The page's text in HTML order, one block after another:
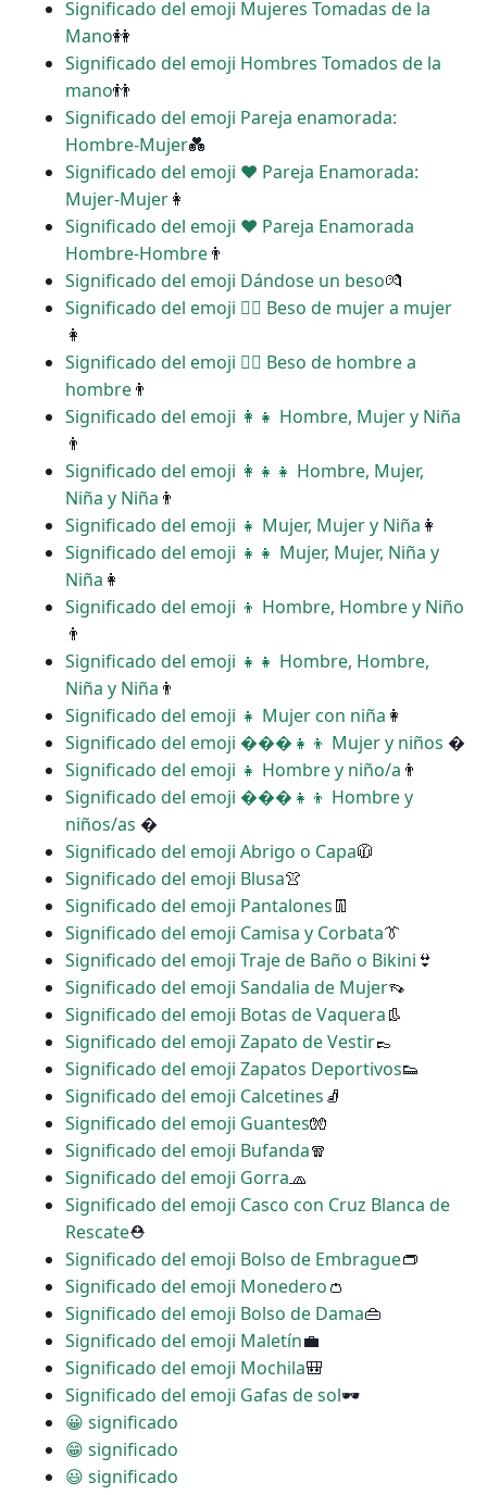
Significado del emoji Mujeres Tomadas de la
Mano👭
Significado del emoji Hombres Tomados de la
mano👬
Significado del emoji Pareja enamorada:
Hombre-Mujer💑
Significado del emoji ‍❤️‍ Pareja Enamorada:
Mujer-Mujer👩
Significado del emoji ‍❤️‍ Pareja Enamorada
Hombre-Hombre👨
Significado del emoji Dándose un beso💏
Significado del emoji ‍❤️‍💋‍ Beso de mujer a mujer
👩
Significado del emoji ‍❤️‍💋‍ Beso de hombre a
hombre👨
Significado del emoji ‍👩‍👧 Hombre, Mujer y Niña
👨
Significado del emoji ‍👩‍👧‍👧 Hombre, Mujer,
Niña y Niña 👨
Significado del emoji ‍‍👧 Mujer, Mujer y Niña 👩
Significado del emoji ‍‍👧‍👧 Mujer, Mujer, Niña y
Niña 👩
Significado del emoji ‍‍👦 Hombre, Hombre y Niño
👨
Significado del emoji ‍‍👧‍👧 Hombre, Hombre,
Niña y Niña 👨
Significado del emoji ‍👧 Mujer con niña 👩
Significado del emoji ���‍👧‍👦 Mujer y niños �
Significado del emoji ‍👧 Hombre y niño/a 👨
Significado del emoji ���‍👧‍👦 Hombre y
niños/as �
Significado del emoji Abrigo o Capa🧥
Significado del emoji Blusa👚
Significado del emoji Pantalones👖
Significado del emoji Camisa y Corbata👔
Significado del emoji Traje de Baño o Bikini 👙
Significado del emoji Sandalia de Mujer👡
Significado del emoji Botas de Vaquera👢
Significado del emoji Zapato de Vestir👞
Significado del emoji Zapatos Deportivos👟
Significado del emoji Calcetines🧦
Significado del emoji Guantes🧤
Significado del emoji Bufanda🧣
Significado del emoji Gorra🧢
Significado del emoji Casco con Cruz Blanca de
Rescate⛑
Significado del emoji Bolso de Embrague👝
Significado del emoji Monedero👛
Significado del emoji Bolso de Dama👜
Significado del emoji Maletín💼
Significado del emoji Mochila🎒
Significado del emoji Gafas de sol🕶
😀 significado
😁 significado
😃 significado